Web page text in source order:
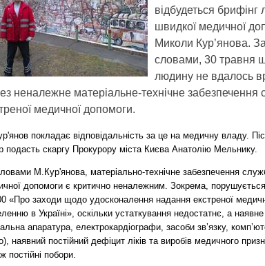
відбудеться брифінг
швидкої медичної
Миколи Кур’янова.
словами, 30 травня
людину не вдалось
неналежне матеріальне-технічне забезпечення
медичної допомоги.
покладає відповідальність за це на медичну владу.
подасть скаргу Прокурору міста Києва Анатолію Мельнику.
М.Кур'янова, матеріально-технічне забезпечення
допомоги є критично неналежним. Зокрема,
«Про заходи щодо удосконалення надання екстреної
в Україні», оскільки устаткування недостатнє, а
апаратура, електрокардіографи, засоби зв’язку,
наявний постійний дефіцит ліків та виробів медичного
постійні побори.